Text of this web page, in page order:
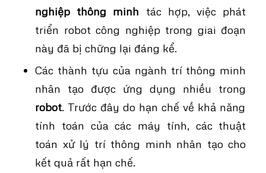
nghiệp thông minh tác hợp, việc phát
triển robot công nghiệp trong giai đoạn
này đã bị chững lại đáng kể.
Các thành tựu của ngành trí thông minh
nhân tạo được ứng dụng nhiều trong
robot. Trước đây do hạn chế về khả năng
tính toán của các máy tính, các thuật
toán xử lý trí thông minh nhân tạo cho
kết quả rất hạn chế.